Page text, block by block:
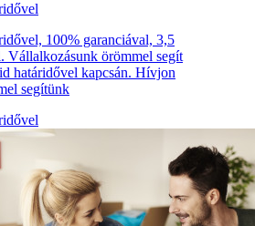
100% garanciával, 3,5
Vállalkozásunk örömmel segít
határidővel kapcsán. Hívjon
segítünk